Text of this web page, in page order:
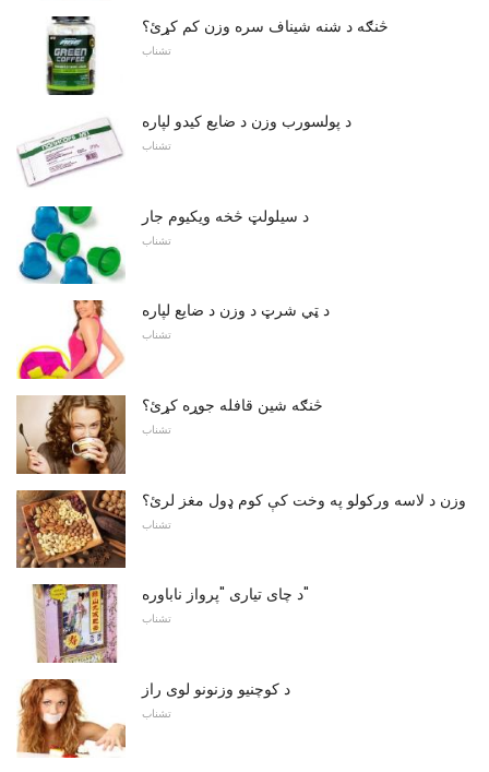
څنګه د شنه شیناف سره وزن کم کړئ؟
تشناب
د پولسورب وزن د ضایع کیدو لپاره
تشناب
د سیلولټ څخه ویکیوم جار
تشناب
د ټي شرټ د وزن د ضایع لپاره
تشناب
څنګه شین قافله جوړه کړئ؟
تشناب
وزن د لاسه ورکولو په وخت کې کوم ډول مغز لرئ؟
تشناب
د چای تیاری "پرواز ناباوره"
تشناب
د کوچنیو وزنونو لوی راز
تشناب